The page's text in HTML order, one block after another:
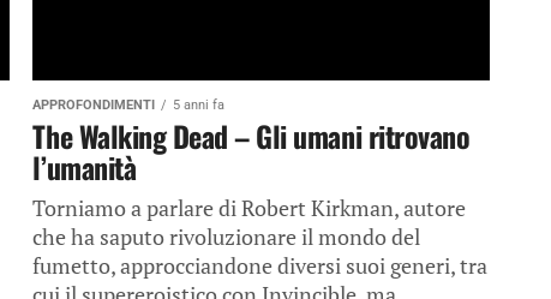
APPROFONDIMENTI 5 anni fa
The Walking Dead – Gli umani ritrovano
l’umanità
Torniamo a parlare di Robert Kirkman, autore
che ha saputo rivoluzionare il mondo del
fumetto, approcciandone diversi suoi generi, tra